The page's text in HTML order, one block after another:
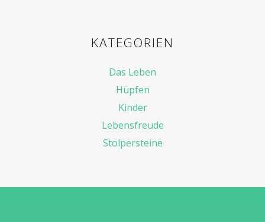
KATEGORIEN
Das Leben
Hüpfen
Kinder
Lebensfreude
Stolpersteine